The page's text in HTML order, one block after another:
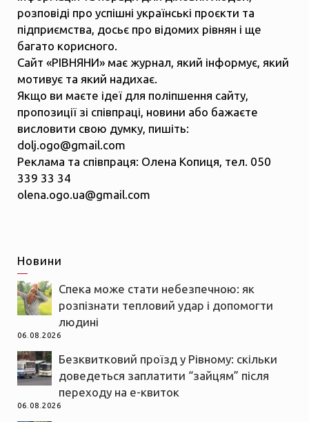
розповіді про успішні українські проєкти та
підприємства, досьє про відомих рівнян і ще
багато корисного.
Сайт «РІВНЯНИ» має журнал, який інформує, який
мотивує та який надихає.
Якщо ви маєте ідеї для поліпшення сайту,
пропозиції зі співпраці, новини або бажаєте
висловити свою думку, пишіть:
dolj.ogo@gmail.com
Реклама та співпраця: Олена Копиця, тел. 050
339 33 34
olena.ogo.ua@gmail.com
Новини
Спека може стати небезпечною: як
розпізнати тепловий удар і допомогти
людині
06.08.2026
Безквитковий проїзд у Рівному: скільки
доведеться заплатити “зайцям” після
переходу на е-квиток
06.08.2026